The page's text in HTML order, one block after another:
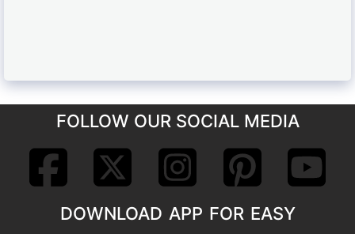
FOLLOW OUR SOCIAL MEDIA
DOWNLOAD APP FOR EASY